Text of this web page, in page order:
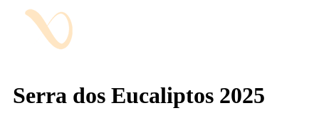
Serra dos Eucaliptos 2025